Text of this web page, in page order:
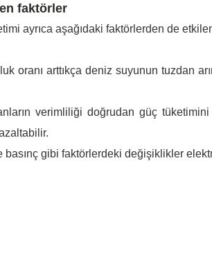
faktörler
ayrıca aşağıdaki faktörlerden de
oranı arttıkça deniz suyunun tuzdan
verimliliği doğrudan güç
basınç gibi faktörlerdeki değişiklikler